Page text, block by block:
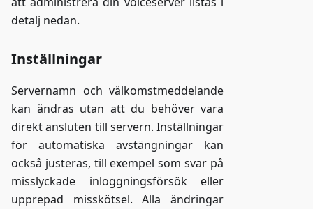
detalj nedan.
Inställningar
Servernamn och välkomstmeddelande
kan ändras utan att du behöver vara
direkt ansluten till servern. Inställningar
för automatiska avstängningar kan
också justeras, till exempel som svar på
misslyckade inloggningsförsök eller
upprepad misskötsel. Alla ändringar